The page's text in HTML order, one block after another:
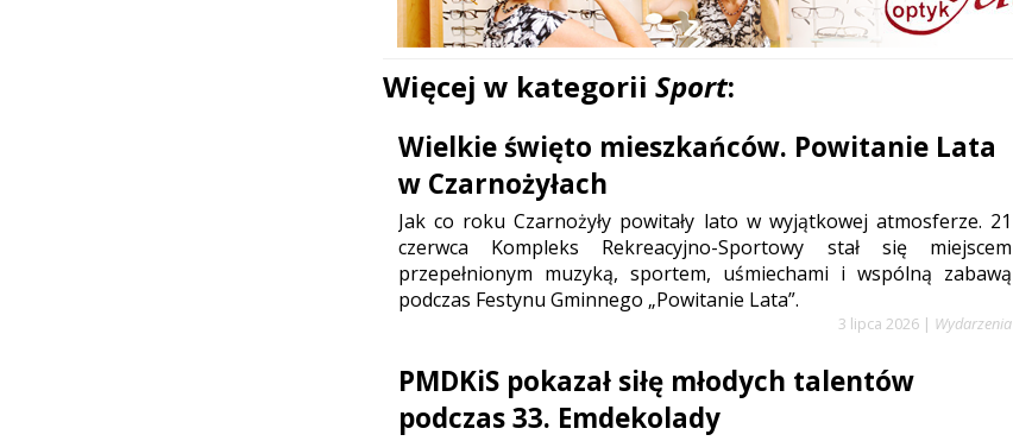
Więcej w kategorii Sport:
Wielkie święto mieszkańców. Powitanie Lata
w Czarnożyłach
Jak co roku Czarnożyły powitały lato w wyjątkowej atmosferze. 21
czerwca Kompleks Rekreacyjno-Sportowy stał się miejscem
przepełnionym muzyką, sportem, uśmiechami i wspólną zabawą
podczas Festynu Gminnego „Powitanie Lata”.
3 lipca 2026 | Wydarzenia
PMDKiS pokazał siłę młodych talentów
podczas 33. Emdekolady